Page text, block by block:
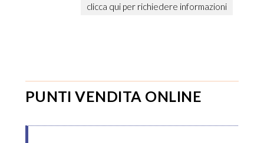
clicca qui per richiedere informazioni
PUNTI VENDITA ONLINE